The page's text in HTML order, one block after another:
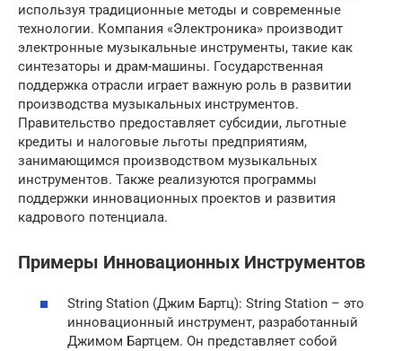
используя традиционные методы и современные
технологии. Компания «Электроника» производит
электронные музыкальные инструменты, такие как
синтезаторы и драм-машины. Государственная
поддержка отрасли играет важную роль в развитии
производства музыкальных инструментов.
Правительство предоставляет субсидии, льготные
кредиты и налоговые льготы предприятиям,
занимающимся производством музыкальных
инструментов. Также реализуются программы
поддержки инновационных проектов и развития
кадрового потенциала.
Примеры Инновационных Инструментов
String Station (Джим Бартц): String Station – это
инновационный инструмент, разработанный
Джимом Бартцем. Он представляет собой